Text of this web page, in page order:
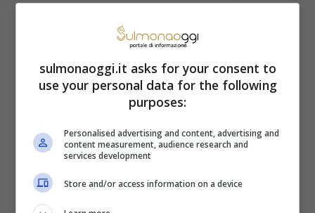
forme di uscita anticipata previste dalla
normativa vigente.
sulmonaoggi.it asks for your consent to
use your personal data for the following
purposes:
Personalised advertising and content, advertising and
content measurement, audience research and
services development
Store and/or access information on a device